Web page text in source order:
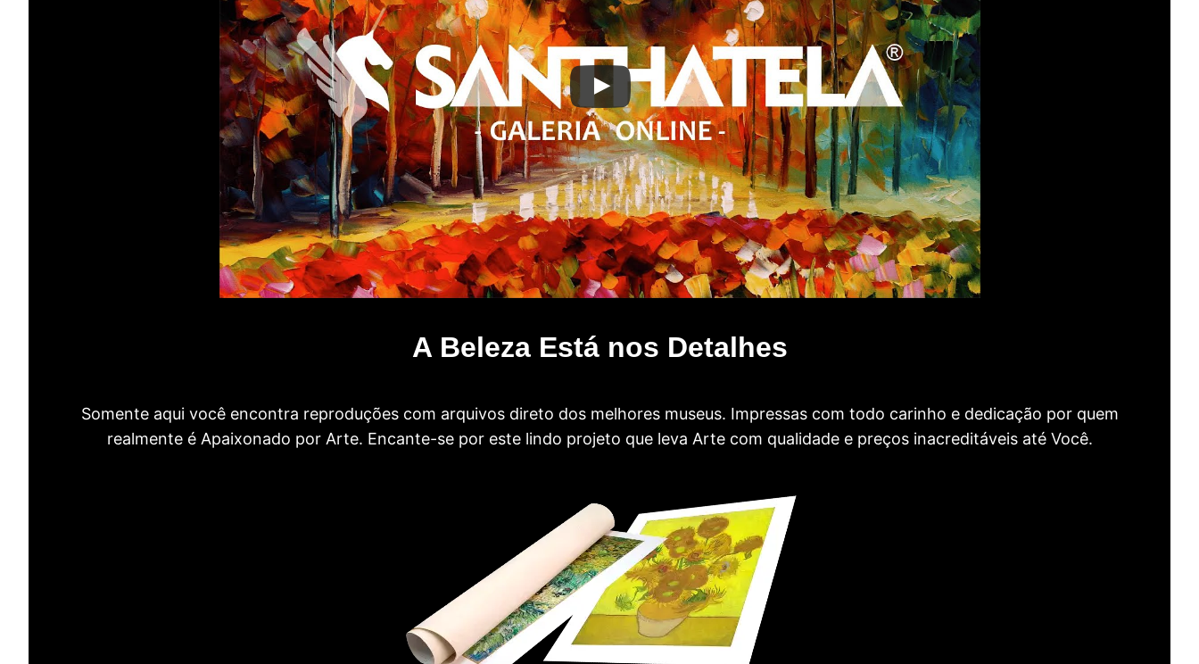
A Beleza Está nos Detalhes
Somente aqui você encontra reproduções com arquivos direto dos melhores museus. Impressas com todo carinho e dedicação por quem
realmente é Apaixonado por Arte. Encante-se por este lindo projeto que leva Arte com qualidade e preços inacreditáveis até Você.